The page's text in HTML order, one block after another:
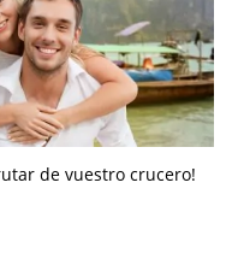
de vuestro crucero!